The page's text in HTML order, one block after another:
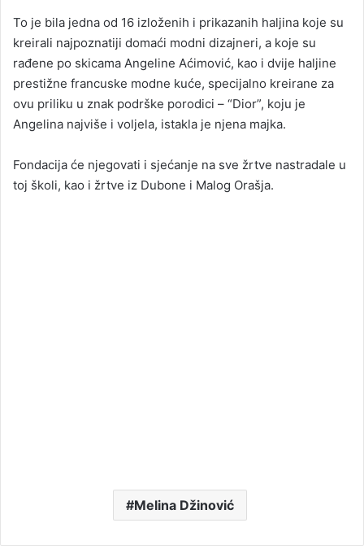
To je bila jedna od 16 izloženih i prikazanih haljina koje su
kreirali najpoznatiji domaći modni dizajneri, a koje su
rađene po skicama Angeline Aćimović, kao i dvije haljine
prestižne francuske modne kuće, specijalno kreirane za
ovu priliku u znak podrške porodici – “Dior”, koju je
Angelina najviše i voljela, istakla je njena majka.
Fondacija će njegovati i sjećanje na sve žrtve nastradale u
toj školi, kao i žrtve iz Dubone i Malog Orašja.
Melina Džinović